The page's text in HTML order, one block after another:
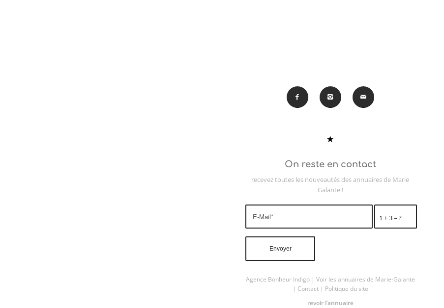
On reste en contact
recevez toutes les nouveautés des annuaires de Marie
Galante !
1 + 3 = ?
Agence Bonheur Indigo| Voir les annuaires de Marie-Galante
| Contact| Politique du site
revoir l’annuaire